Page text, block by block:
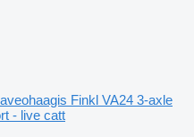
Finkl VA24 3-axle
- live catt